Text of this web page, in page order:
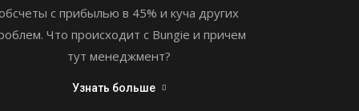
с прибылью в 45% и куча других
Что происходит с Bungie и причем
тут менеджмент?
Узнать больше